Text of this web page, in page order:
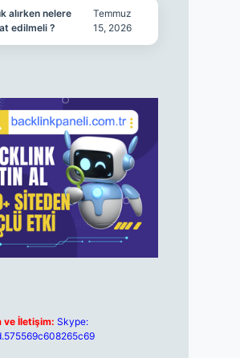
alırken nelere
edilmeli ?
Temmuz
15, 2026
ve İletişim: Skype: